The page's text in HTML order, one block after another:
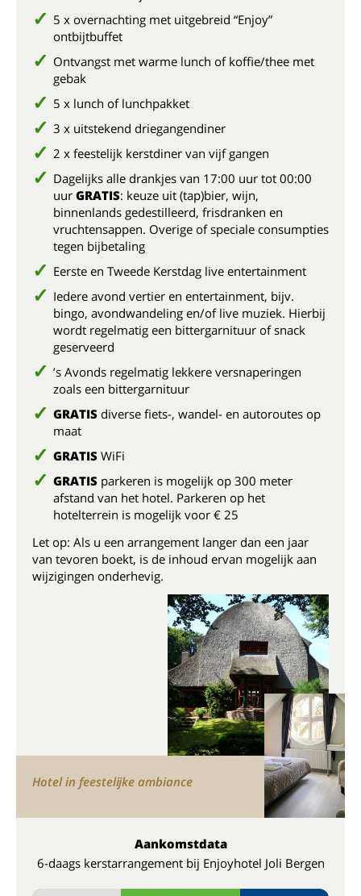
5 x overnachting met uitgebreid “Enjoy”
ontbijtbuffet
Ontvangst met warme lunch of koffie/thee met
gebak
5 x lunch of lunchpakket
3 x uitstekend driegangendiner
2 x feestelijk kerstdiner van vijf gangen
Dagelijks alle drankjes van 17:00 uur tot 00:00
uur GRATIS: keuze uit (tap)bier, wijn,
binnenlands gedestilleerd, frisdranken en
vruchtensappen. Overige of speciale consumpties
tegen bijbetaling
Eerste en Tweede Kerstdag live entertainment
Iedere avond vertier en entertainment, bijv.
bingo, avondwandeling en/of live muziek. Hierbij
wordt regelmatig een bittergarnituur of snack
geserveerd
’s Avonds regelmatig lekkere versnaperingen
zoals een bittergarnituur
GRATIS diverse fiets-, wandel- en autoroutes op
maat
GRATIS WiFi
GRATIS parkeren is mogelijk op 300 meter
afstand van het hotel. Parkeren op het
hotelterrein is mogelijk voor € 25
Let op: Als u een arrangement langer dan een jaar
van tevoren boekt, is de inhoud ervan mogelijk aan
wijzigingen onderhevig.
Hotel in feestelijke ambiance
Aankomstdata
6-daags kerstarrangement bij Enjoyhotel Joli Bergen